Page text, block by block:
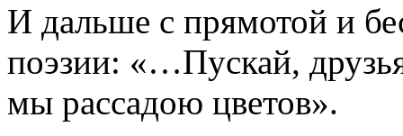
И дальше с прямотой и
поэзии: «…Пускай,
мы рассадою цветов».